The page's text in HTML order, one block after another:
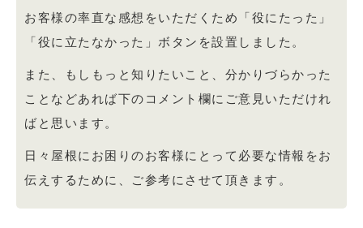
お客様の率直な感想をいただくため「役にたった」
「役に立たなかった」ボタンを設置しました。
また、もしもっと知りたいこと、分かりづらかった
ことなどあれば下のコメント欄にご意見いただけれ
ばと思います。
日々屋根にお困りのお客様にとって必要な情報をお
伝えするために、ご参考にさせて頂きます。